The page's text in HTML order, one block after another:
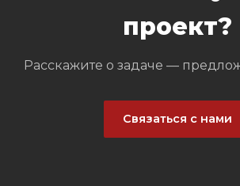
проект?
Расскажите о задаче —
Связаться с нами